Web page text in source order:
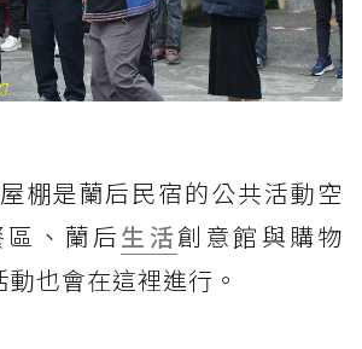
棚是蘭后民宿的公共活動空
、蘭后生活創意館與購物
動也會在這裡進行。